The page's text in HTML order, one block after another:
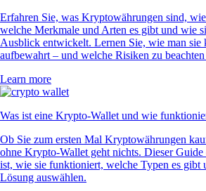
Erfahren Sie, was Kryptowährungen sind,
welche Merkmale und Arten es gibt und wie
Ausblick entwickelt. Lernen Sie, wie man sie
aufbewahrt – und welche Risiken zu
Learn more
Was ist eine Krypto-Wallet und wie
Ob Sie zum ersten Mal Kryptowährungen
ohne Krypto-Wallet geht nichts. Dieser
ist, wie sie funktioniert, welche Typen es gibt
Lösung auswählen.